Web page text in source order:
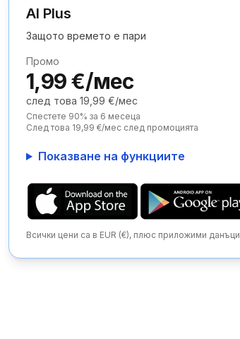
AI Plus
Защото времето е пари
Промо
1,99 €/мес
след това 19,99 €/мес
Спестете 90% за 6 месеца
След това 19,99 €/мес след промоцията
Показване на функциите
Всички цени са в EUR (€), плюс приложими данъци